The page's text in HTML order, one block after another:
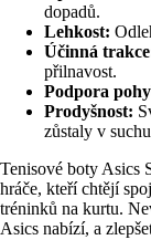
dopadů.
Lehkost:
Účinná
přilnavost.
Podpora
Prodyšnost:
zůstaly v
Tenisové boty Asics
hráče, kteří chtějí
tréninků na kurtu.
Asics nabízí, a